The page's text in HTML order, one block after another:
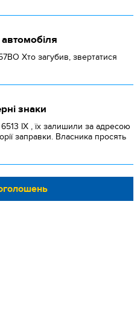
Хто загубив, звертатися
знаки
IX , їх залишили за адресою
заправки. Власника просять